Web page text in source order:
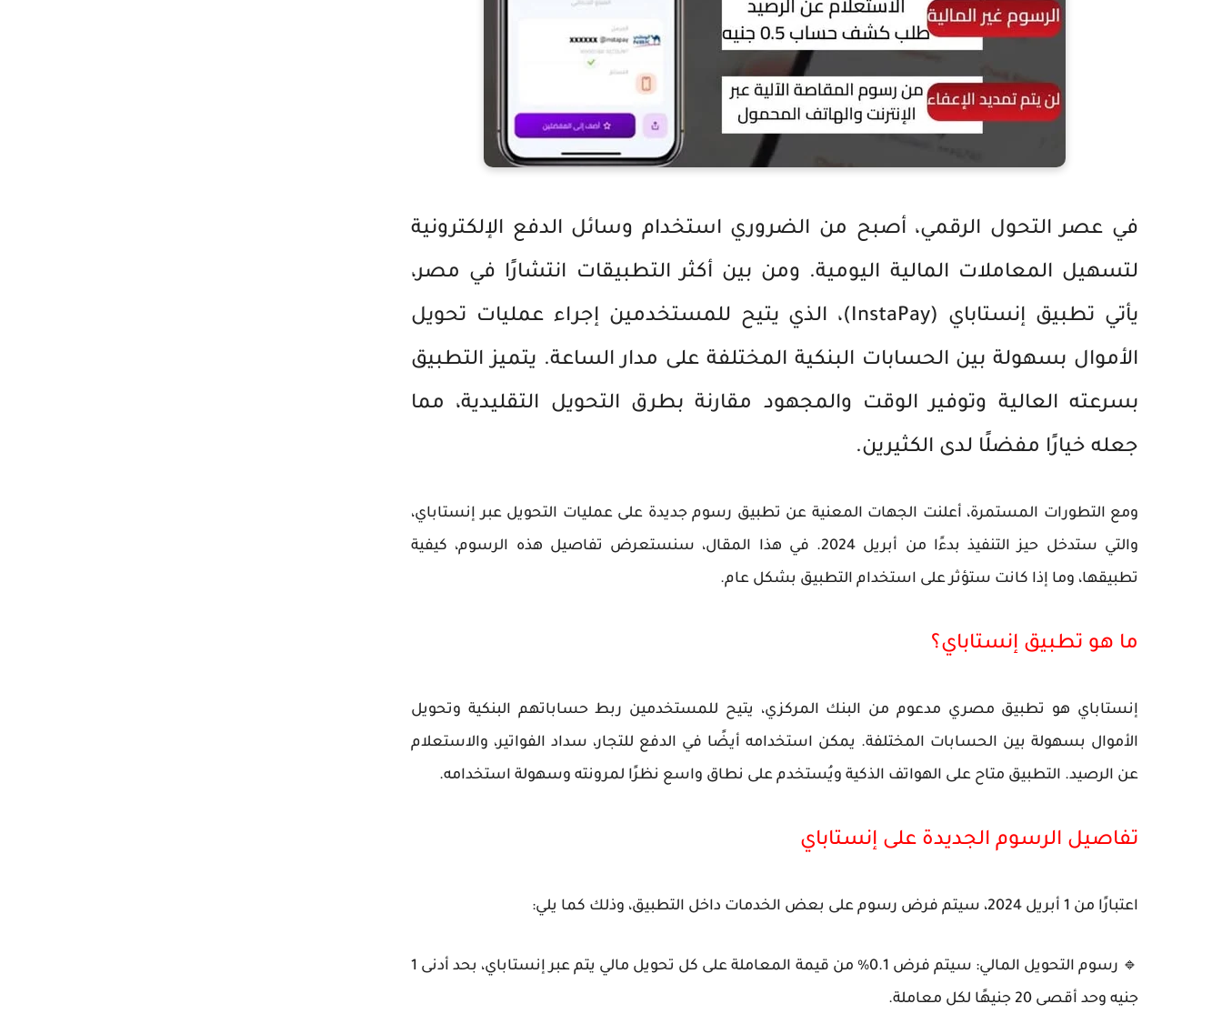
في عصر التحول الرقمي، أصبح من الضروري استخدام وسائل الدفع الإلكترونية
لتسهيل المعاملات المالية اليومية. ومن بين أكثر التطبيقات انتشارًا في مصر،
يأتي تطبيق إنستاباي (InstaPay)
، الذي يتيح للمستخدمين إجراء عمليات تحويل
الأموال بسهولة بين الحسابات البنكية المختلفة على مدار الساعة. يتميز التطبيق
بسرعته العالية وتوفير الوقت والمجهود مقارنة بطرق التحويل التقليدية، مما
جعله خيارًا مفضلًا لدى الكثيرين.
ومع التطورات المستمرة، أعلنت الجهات المعنية عن تطبيق رسوم جديدة على عمليات التحويل عبر إنستاباي،
والتي ستدخل حيز التنفيذ بدءًا من أبريل 2024
. في هذا المقال، سنستعرض تفاصيل هذه الرسوم، كيفية
تطبيقها، وما إذا كانت ستؤثر على استخدام التطبيق بشكل عام.
ما هو تطبيق إنستاباي؟
إنستاباي هو تطبيق مصري مدعوم من البنك المركزي، يتيح للمستخدمين ربط حساباتهم البنكية وتحويل
الأموال بسهولة بين الحسابات المختلفة. يمكن استخدامه أيضًا في الدفع للتجار، سداد الفواتير، والاستعلام
عن الرصيد. التطبيق متاح على الهواتف الذكية ويُستخدم على نطاق واسع نظرًا لمرونته وسهولة استخدامه.
تفاصيل الرسوم الجديدة على إنستاباي
اعتبارًا من 1 أبريل 2024 ، سيتم فرض رسوم على بعض الخدمات داخل التطبيق، وذلك كما يلي:
🔹 رسوم التحويل المالي: سيتم فرض 0.1% من قيمة المعاملة على كل تحويل مالي يتم عبر إنستاباي، بحد أدنى 1
جنيه وحد أقصى 20 جنيهًا لكل معاملة.